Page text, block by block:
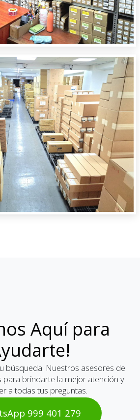
Aquí para
búsqueda. Nuestros asesores de
para brindarte la mejor atención y
a todas tus preguntas.
999 401 2​​79